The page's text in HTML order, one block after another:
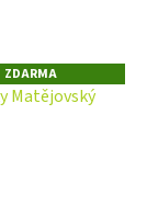
ZDARMA
Matějovský